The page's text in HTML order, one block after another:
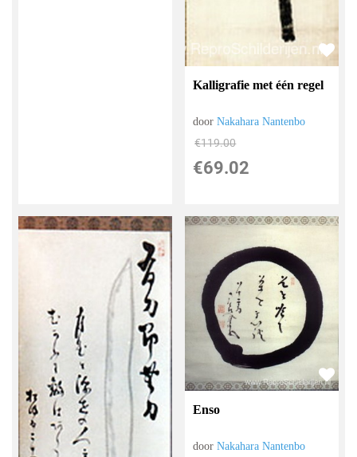
Kalligrafie met één regel
doorNakahara Nantenbo
€119.00
€69.02
Enso
doorNakahara Nantenbo